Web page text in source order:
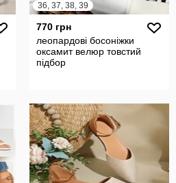
36, 37, 38, 39
770 грн
леопардові босоніжки
оксамит велюр товстий
підбор